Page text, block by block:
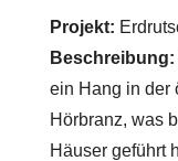
Projekt:
Beschreibung:
ein Hang in der
Hörbranz, was
Häuser geführt